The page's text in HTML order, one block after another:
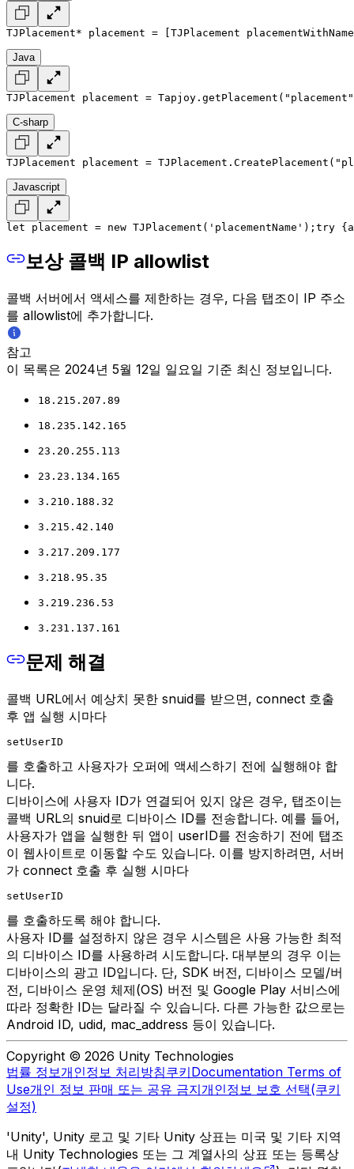
TJPlacement* placement = [TJPlacement
Java
TJPlacement placement =
C-sharp
TJPlacement placement =
Javascript
let placement = new TJPlacement('placementName'); try {
보상 콜백 IP allowlist
콜백 서버에서 액세스를 제한하는 경우, 다음 탭조이 IP 주소
를 allowlist에 추가합니다.
참고
이 목록은 2024년 5월 12일 일요일 기준 최신 정보입니다.
18.215.207.89
18.235.142.165
23.20.255.113
23.23.134.165
3.210.188.32
3.215.42.140
3.217.209.177
3.218.95.35
3.219.236.53
3.231.137.161
문제 해결
콜백 URL에서 예상치 못한 snuid를 받으면, connect 호출
후 앱 실행 시마다
setUserID
를 호출하고 사용자가 오퍼에 액세스하기 전에 실행해야 합
니다.
디바이스에 사용자 ID가 연결되어 있지 않은 경우, 탭조이는
콜백 URL의 snuid로 디바이스 ID를 전송합니다. 예를 들어,
사용자가 앱을 실행한 뒤 앱이 userID를 전송하기 전에 탭조
이 웹사이트로 이동할 수도 있습니다. 이를 방지하려면, 서버
가 connect 호출 후 실행 시마다
setUserID
를 호출하도록 해야 합니다.
사용자 ID를 설정하지 않은 경우 시스템은 사용 가능한 최적
의 디바이스 ID를 사용하려 시도합니다. 대부분의 경우 이는
디바이스의 광고 ID입니다. 단, SDK 버전, 디바이스 모델/버
전, 디바이스 운영 체제(OS) 버전 및 Google Play 서비스에
따라 정확한 ID는 달라질 수 있습니다. 다른 가능한 값으로는
Android ID, udid, mac_address 등이 있습니다.
Copyright © 2026 Unity Technologies
법률 정보개인정보 처리방침쿠키Documentation Terms of
Use개인 정보 판매 또는 공유 금지개인정보 보호 선택(쿠키
설정)
'Unity', Unity 로고 및 기타 Unity 상표는 미국 및 기타 지역
내 Unity Technologies 또는 그 계열사의 상표 또는 등록상